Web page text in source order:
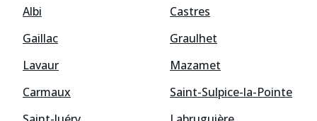
Albi
Castres
Gaillac
Graulhet
Lavaur
Mazamet
Carmaux
Saint-Sulpice-la-Pointe